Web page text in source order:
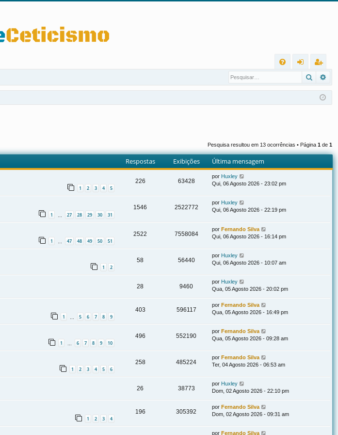
Q
ra
r
eg
ist
ra
Pesquisa resultou em 13 ocorrências • Página 1 de 1
Respostas Exibições Última mensagem
1 2 3 4 5
226 63428
por Huxley
Qui, 06 Agosto 2026 - 23:02 pm
1 27 28 29 30 31
1546 2522772
por Huxley
Qui, 06 Agosto 2026 - 22:19 pm
1 47 48 49 50 51
2522 7558084
por Fernando Silva
Qui, 06 Agosto 2026 - 16:14 pm
1 2
58 56440
por Huxley
Qui, 06 Agosto 2026 - 10:07 am
28 9460
por Huxley
Qua, 05 Agosto 2026 - 20:02 pm
1 5 6 7 8 9
403 596117
por Fernando Silva
Qua, 05 Agosto 2026 - 16:49 pm
1 6 7 8 9 10
496 552190
por Fernando Silva
Qua, 05 Agosto 2026 - 09:28 am
1 2 3 4 5 6
258 485224
por Fernando Silva
Ter, 04 Agosto 2026 - 06:53 am
26 38773
por Huxley
Dom, 02 Agosto 2026 - 22:10 pm
1 2 3 4
196 305392
por Fernando Silva
Dom, 02 Agosto 2026 - 09:31 am
por Fernando Silva